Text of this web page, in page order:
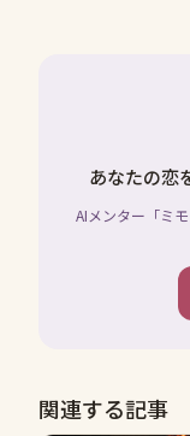
あなたの恋
AIメンター「ミ
関連する記事